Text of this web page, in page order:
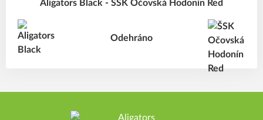
Aligators Black - ŠSK Očovská Hodonín Red
Odehráno